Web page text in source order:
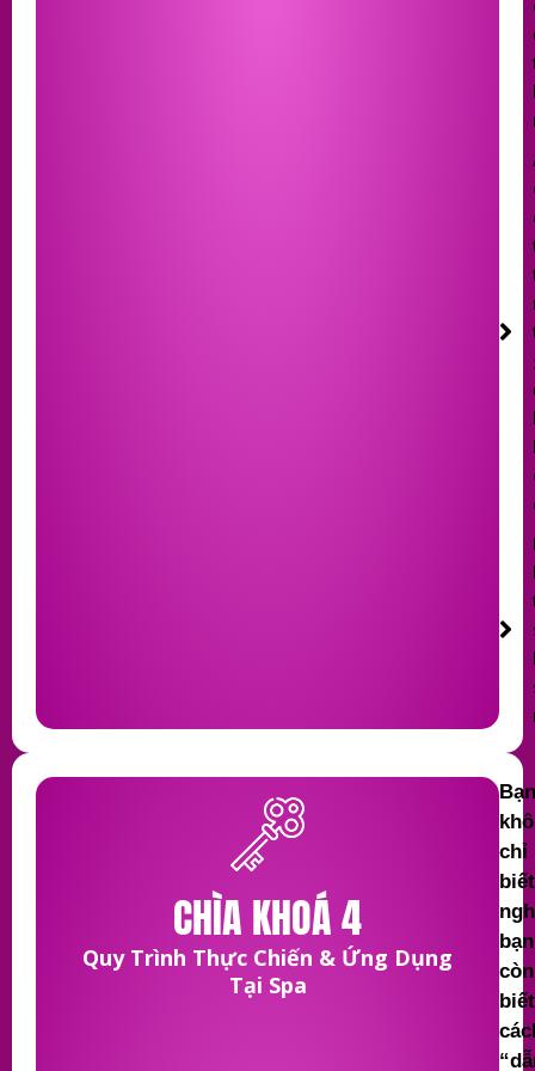
CHÌA KHOÁ 4
Quy Trình Thực Chiến & Ứng Dụng
Tại Spa
Bạn
chỉ
biết
bạn
còn
biết